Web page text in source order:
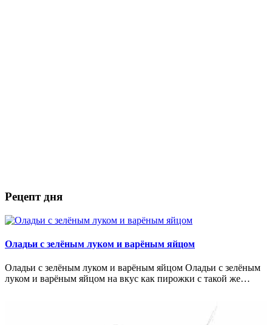
Рецепт дня
Оладьи с зелёным луком и варёным яйцом
Оладьи с зелёным луком и варёным яйцом Оладьи с зелёным
луком и варёным яйцом на вкус как пирожки с такой же…